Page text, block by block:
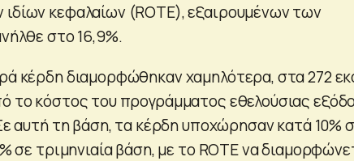
κεφαλαίων (ROTE), εξαιρουμένων των
στο 16,9%.
κέρδη διαμορφώθηκαν χαμηλότερα, στα 272
το κόστος του προγράμματος εθελούσιας
αυτή τη βάση, τα κέρδη υποχώρησαν κατά 10%
σε τριμηνιαία βάση, με το ROTE να